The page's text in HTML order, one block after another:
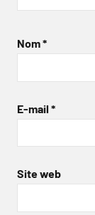
Nom*
E-mail *
Site web